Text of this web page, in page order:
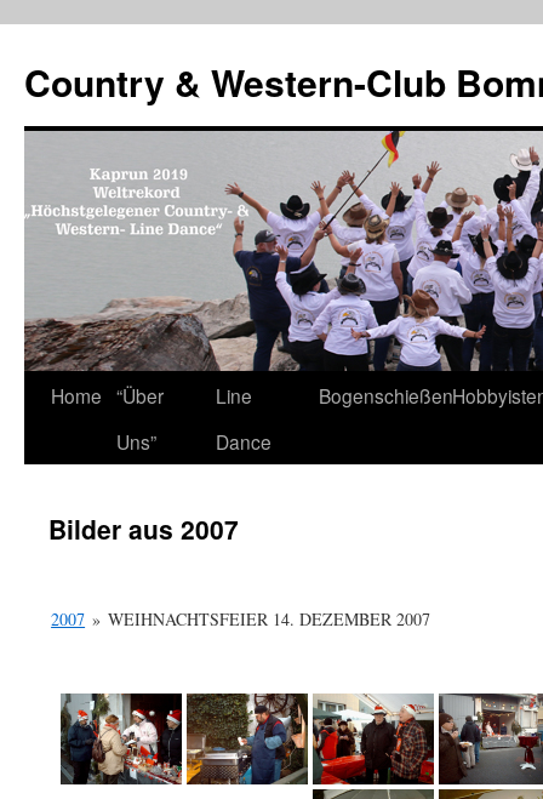
Country & Western-Club
Skip
Home “Über
Uns”
Line
Dance
Bogenschießen
Bilder aus 2007
2007 » WEIHNACHTSFEIER 14. DEZEMBER 2007